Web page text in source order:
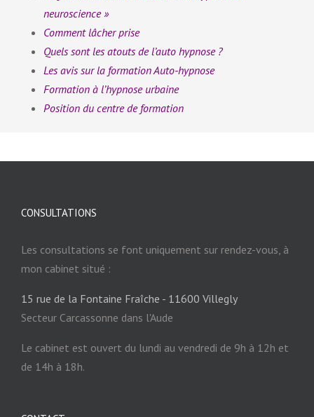
neuroscience »
Comment lâcher prise
Quels sont les atouts de l’auto hypnose ?
Les avis sur la formation Auto-hypnose
Formation à l’hypnose urbaine
Position du centre de formation
CONSULTATIONS
Les consultations se font uniquement sur rendez-vous, à
mon cabinet situé :
15 rue de la Fontaine Fraîche - 11600 Villegly
Secteur Carcassonne dans l'Aude
Le cabinet est ouvert du lundi au vendredi de 9h à 12h et
de 14h à 18h.